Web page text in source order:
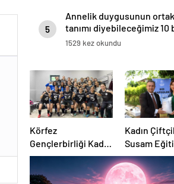
5
Annelik duygusunun ortak
tanımı diyebileceğimiz 10
1529 kez okundu
Körfez
Gençlerbirliği Kadın
Takımı Çeyrek
Finale Yükseldi
Kadın
Susam
Tohum